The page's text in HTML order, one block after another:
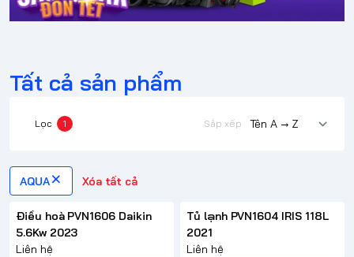
Tất cả sản phẩm
Lọc 1 Sắp xếp
AQUA Xóa tất cả
Điều hoà PVN1606 Daikin
5.6Kw 2023
Liên hệ
Tủ lạnh PVN1604 IRIS 118L
2021
Liên hệ